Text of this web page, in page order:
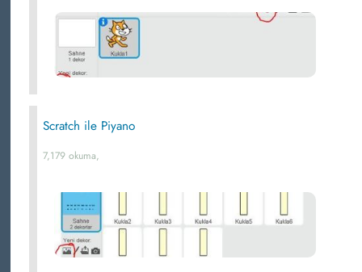
Scratch ile Piyano
7,179 okuma,